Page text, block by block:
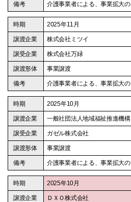
介護事業者による、事業拡大
2025年11月
株式会社ミツイ
株式会社万緑
事業譲渡
介護事業者による、事業拡大
2025年10月
一般社団法人地域福祉推進機構
ガゼル株式会社
事業譲渡
介護事業者による、事業拡大
2025年10月
ＤＸＯ株式会社